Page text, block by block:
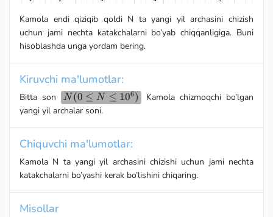
Kamola endi qiziqib qoldi N ta yangi yil archasini chizish
uchun jami nechta katakchalarni bo’yab chiqqanligiga. Buni
hisoblashda unga yordam bering.
Kiruvchi ma'lumotlar:
Bitta son
N(0
\le N
N (0 ≤ N ≤ 106)
Kamola chizmoqchi bo’lgan
yangi yil archalar soni.
Chiquvchi ma'lumotlar:
Kamola N ta yangi yil archasini chizishi uchun jami nechta
katakchalarni bo’yashi kerak bo’lishini chiqaring.
Misollar